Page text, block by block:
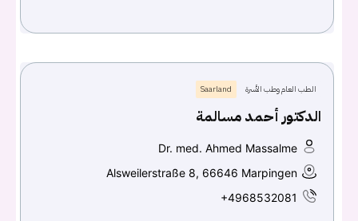
الطب العام وطب الأسرة Saarland
الدكتور أحمد مسالمة
Dr. med. Ahmed Massalme
Alsweilerstraße 8, 66646 Marpingen
+4968532081